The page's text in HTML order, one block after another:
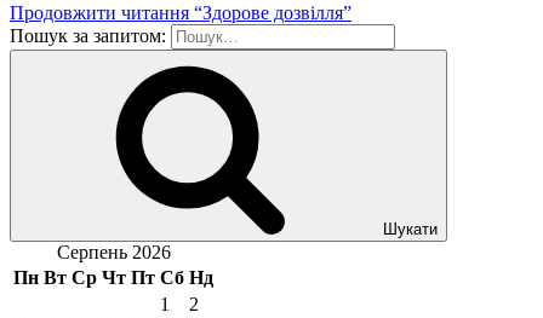
Продовжити читання “Здорове дозвілля”
Пошук за запитом:
Шукати
Серпень 2026
Пн Вт Ср Чт Пт Сб Нд
1
2